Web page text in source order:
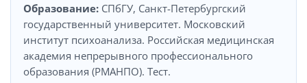
Образование: СПбГУ, Санкт-Петербургский
государственный университет. Московский
институт психоанализа. Российская медицинская
академия непрерывного профессионального
образования (РМАНПО). Тест.